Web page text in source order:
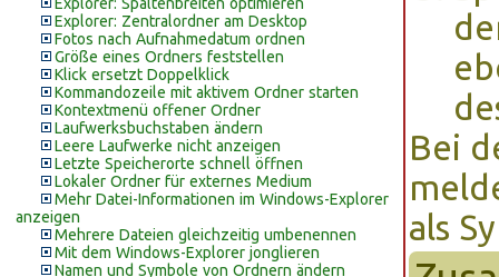
Explorer: Zentralordner am Desktop
Fotos nach Aufnahmedatum ordnen
Größe eines Ordners feststellen
Klick ersetzt Doppelklick
Kommandozeile mit aktivem Ordner starten
Kontextmenü offener Ordner
Laufwerksbuchstaben ändern
Leere Laufwerke nicht anzeigen
Letzte Speicherorte schnell öffnen
Lokaler Ordner für externes Medium
Mehr Datei-Informationen im Windows-Explorer
anzeigen
Mehrere Dateien gleichzeitig umbenennen
Mit dem Windows-Explorer jonglieren
Namen und Symbole von Ordnern ändern
Bei
als